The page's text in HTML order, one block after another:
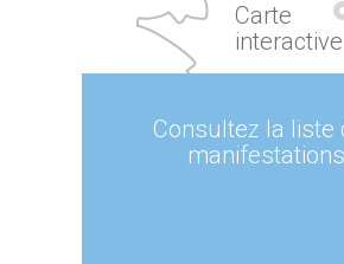
Carte
interactive
Consultez la liste
manifestations